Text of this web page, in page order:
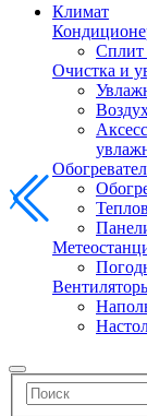
Климат
Сплит
Очистка и